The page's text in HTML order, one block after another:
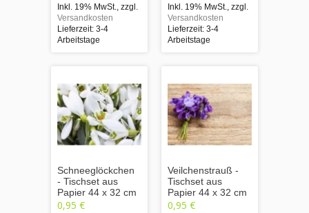
Inkl. 19% MwSt., zzgl.
Versandkosten
Lieferzeit: 3-4
Arbeitstage
Inkl. 19% MwSt., zzgl.
Versandkosten
Lieferzeit: 3-4
Arbeitstage
Schneeglöckchen
- Tischset aus
Papier 44 x 32 cm
0,95 €
Veilchenstrauß -
Tischset aus
Papier 44 x 32 cm
0,95 €